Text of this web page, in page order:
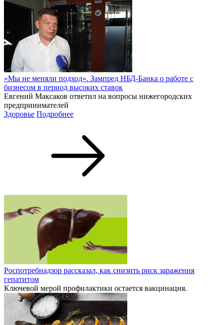
«Мы не меняли подход». Зампред НБД-Банка о работе с
бизнесом в период высоких ставок
Евгений Максаков ответил на вопросы нижегородских
предпринимателей
Здоровье Подробнее
Роспотребнадзор рассказал, как снизить риск заражения
гепатитом
Ключевой мерой профилактики остается вакцинация.